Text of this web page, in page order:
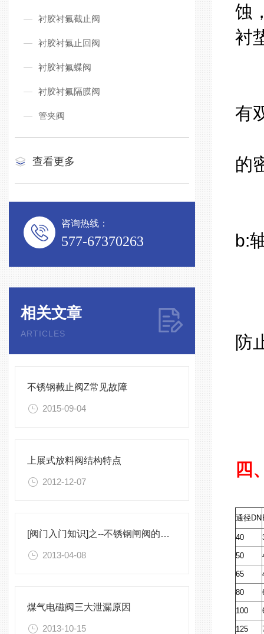
衬胶衬氟截止阀
衬胶衬氟止回阀
衬胶衬氟蝶阀
衬胶衬氟隔膜阀
管夹阀
查看更多
咨询热线：
577-67370263
相关文章
ARTICLES
不锈钢截止阀Z常见故障
2015-09-04
上展式放料阀结构特点
2012-12-07
[阀门入门知识]之--不锈钢闸阀的特点与种类
2013-04-08
煤气电磁阀三大泄漏原因
2013-10-15
蚀
衬
有
的
b:
防
四
通径DN
40
50
65
80
100
125